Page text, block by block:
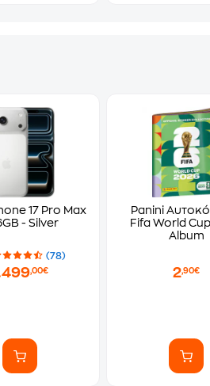
17 Pro Max
- Silver
(78)
,00€
Panini
Fifa World
Album
2,90€